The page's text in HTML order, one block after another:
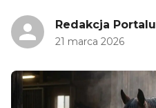
Redakcja Portalu
21 marca 2026